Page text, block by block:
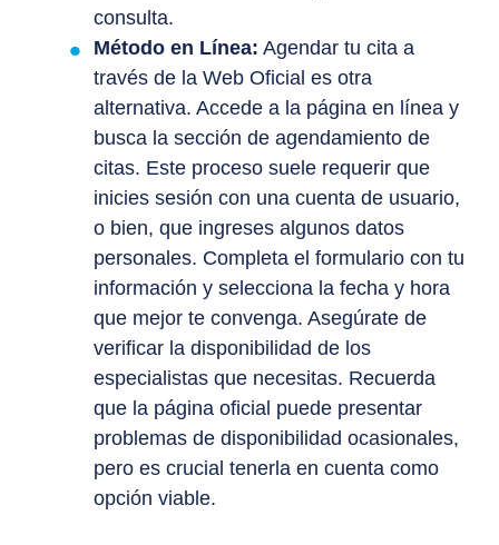
consulta.
Método en Línea: Agendar tu cita a
través de la Web Oficial es otra
alternativa. Accede a la página en línea y
busca la sección de agendamiento de
citas. Este proceso suele requerir que
inicies sesión con una cuenta de usuario,
o bien, que ingreses algunos datos
personales. Completa el formulario con tu
información y selecciona la fecha y hora
que mejor te convenga. Asegúrate de
verificar la disponibilidad de los
especialistas que necesitas. Recuerda
que la página oficial puede presentar
problemas de disponibilidad ocasionales,
pero es crucial tenerla en cuenta como
opción viable.